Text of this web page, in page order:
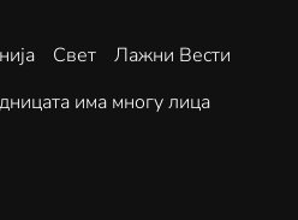
Свет
Лажни Вести
има многу лица